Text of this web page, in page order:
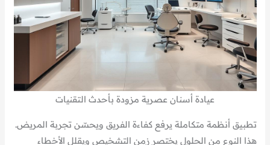
عيادة أسنان عصرية مزودة بأحدث التقنيات
تطبيق أنظمة متكاملة يرفع كفاءة الفريق ويحسّن تجربة المريض.
هذا النوع من الحلول يختصر زمن التشخيص ويقلل الأخطاء